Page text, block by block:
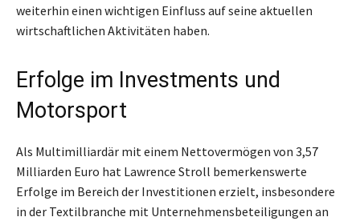
weiterhin einen wichtigen Einfluss auf seine aktuellen
wirtschaftlichen Aktivitäten haben.
Erfolge im Investments und
Motorsport
Als Multimilliardär mit einem Nettovermögen von 3,57
Milliarden Euro hat Lawrence Stroll bemerkenswerte
Erfolge im Bereich der Investitionen erzielt, insbesondere
in der Textilbranche mit Unternehmensbeteiligungen an